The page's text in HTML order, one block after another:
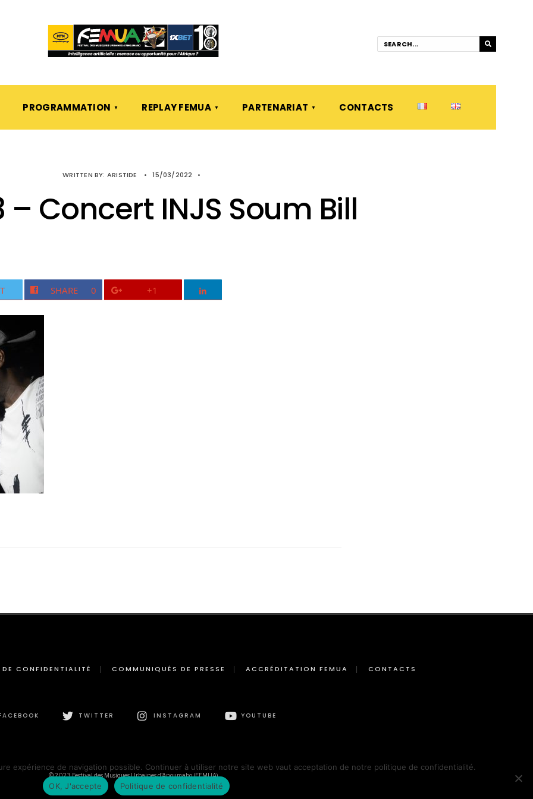
PROGRAMMATION REPLAY FEMUA PARTENARIAT CONTACTS
WRITTEN BY: ARISTIDE • 15/03/2022 •
– Concert INJS Soum Bill
SHARE 0 +1
CONFIDENTIALITÉ COMMUNIQUÉS DE PRESSE ACCRÉDITATION FEMUA CONTACTS
TWITTER INSTAGRAM YOUTUBE
© 2023 Festival des Musiques Urbaines d'Anoumabo (FEMUA)
expérience de navigation possible. Continuer à utiliser notre site web vaut acceptation de notre politique de confidentialité.
OK, J'accepte
Politique de confidentialité